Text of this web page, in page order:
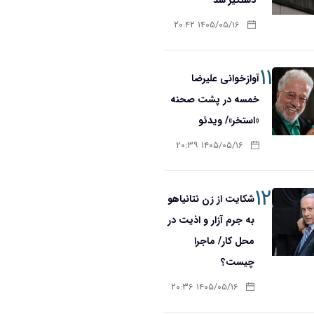
۱۴۰۵/۰۵/۱۶ ۲۰:۴۲
۱۱آوازخوانی علیرضا
خمسه در پشت صحنه
«استخر»/ ویدئو
۱۴۰۵/۰۵/۱۶ ۲۰:۳۹
۱۲شکایت از زن نتانیاهو
به جرم آزار و اذیت در
محل کار/ ماجرا
چیست؟
۱۴۰۵/۰۵/۱۶ ۲۰:۳۶